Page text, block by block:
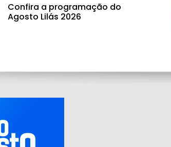
Confira a programação do
Agosto Lilás 2026